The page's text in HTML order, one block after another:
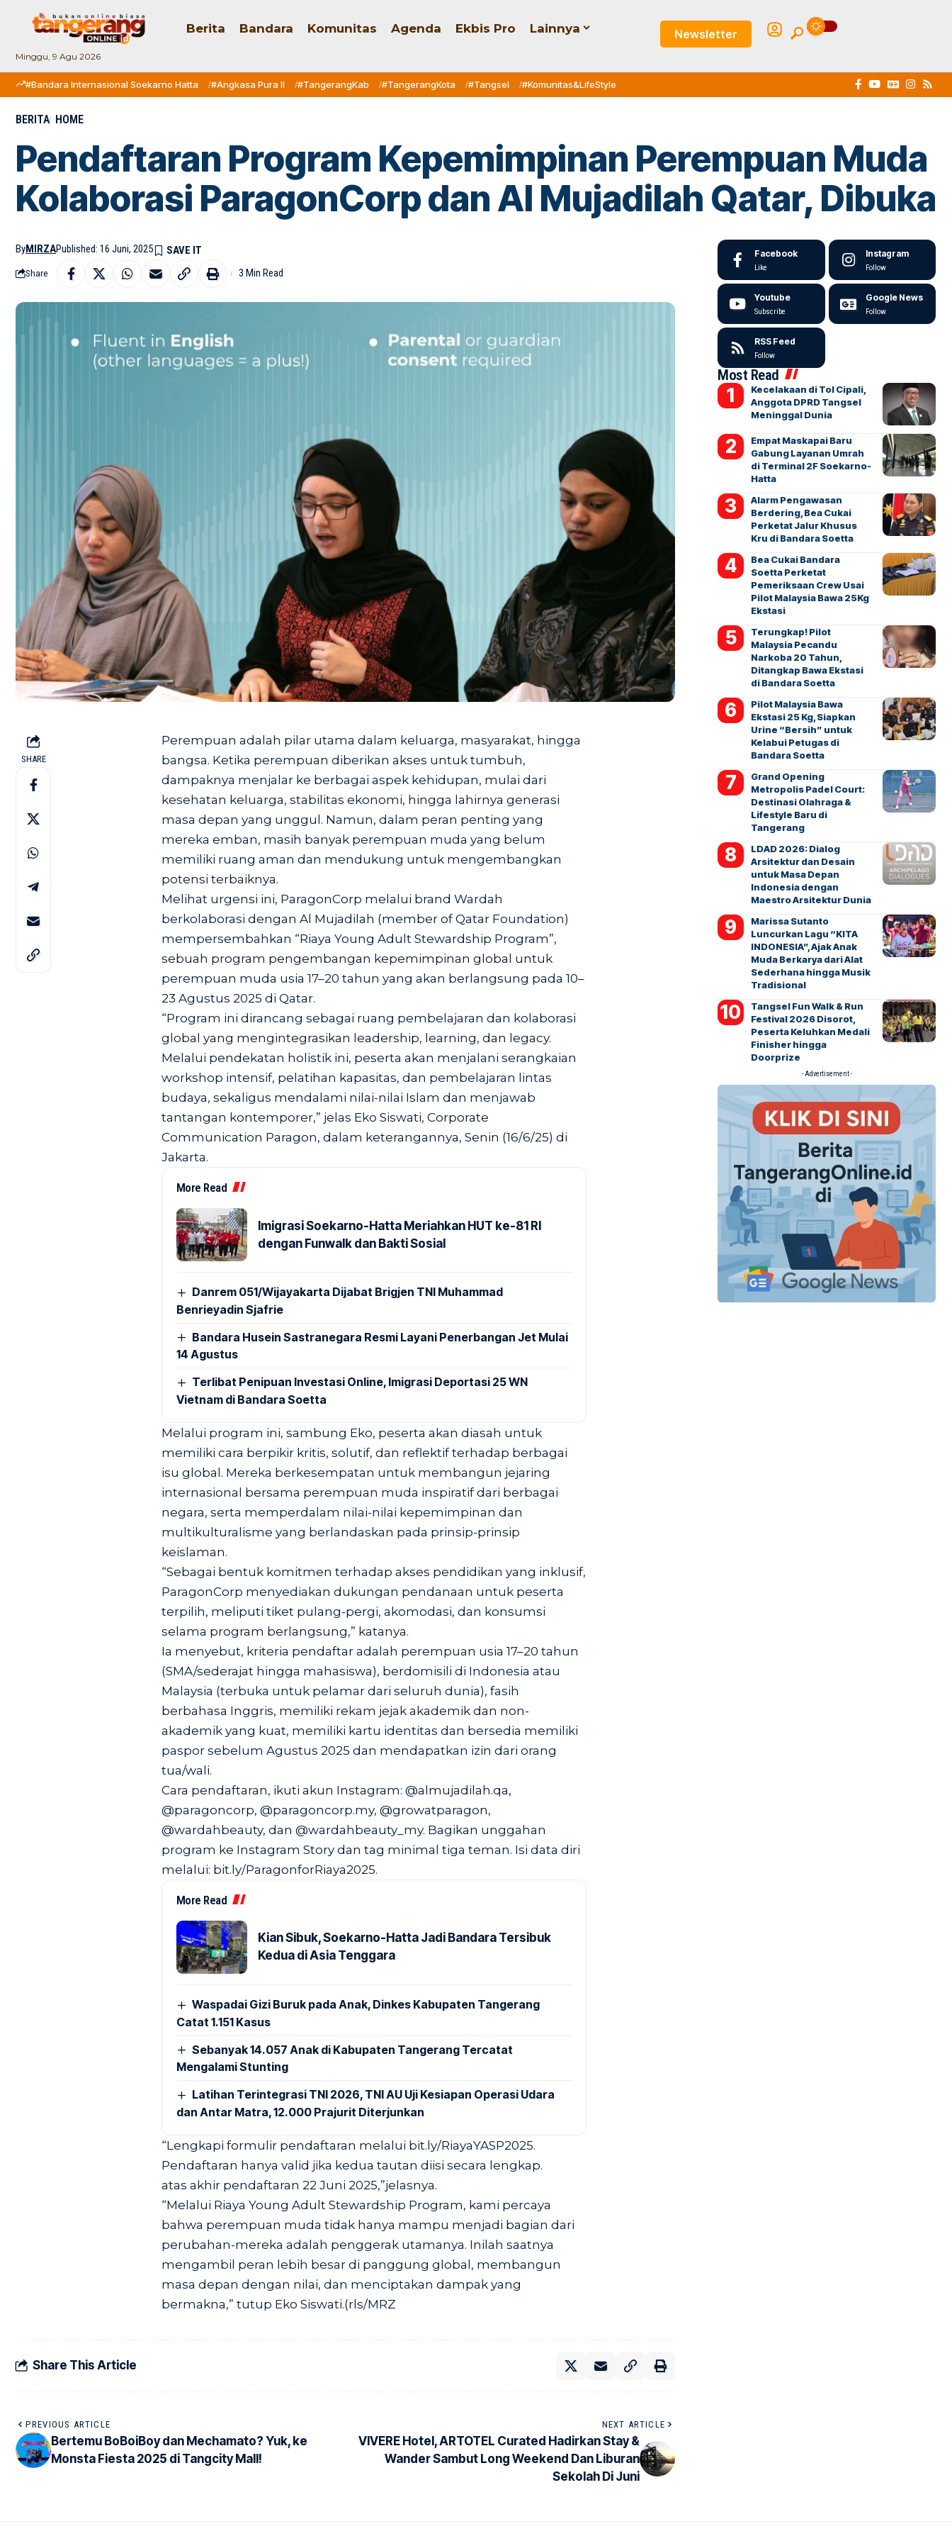
Minggu, 9 Agu 2026
Berita Bandara Komunitas Agenda Ekbis Pro Lainnya Newsletter
#Bandara Internasional Soekarno Hatta #Angkasa Pura II #TangerangKab #TangerangKota #Tangsel #Komunitas&LifeStyle
BERITA HOME
Pendaftaran Program Kepemimpinan Perempuan Muda
Kolaborasi ParagonCorp dan Al Mujadilah Qatar, Dibuka
ByMIRZAPublished: 16 Juni, 2025
Share 3 Min Read
SHARE
Perempuan adalah pilar utama dalam keluarga, masyarakat, hingga
bangsa. Ketika perempuan diberikan akses untuk tumbuh,
dampaknya menjalar ke berbagai aspek kehidupan, mulai dari
kesehatan keluarga, stabilitas ekonomi, hingga lahirnya generasi
masa depan yang unggul. Namun, dalam peran penting yang
mereka emban, masih banyak perempuan muda yang belum
memiliki ruang aman dan mendukung untuk mengembangkan
potensi terbaiknya.
Melihat urgensi ini, ParagonCorp melalui brand Wardah
berkolaborasi dengan Al Mujadilah (member of Qatar Foundation)
mempersembahkan “Riaya Young Adult Stewardship Program”,
sebuah program pengembangan kepemimpinan global untuk
perempuan muda usia 17–20 tahun yang akan berlangsung pada 10–
23 Agustus 2025 di Qatar.
“Program ini dirancang sebagai ruang pembelajaran dan kolaborasi
global yang mengintegrasikan leadership, learning, dan legacy.
Melalui pendekatan holistik ini, peserta akan menjalani serangkaian
workshop intensif, pelatihan kapasitas, dan pembelajaran lintas
budaya, sekaligus mendalami nilai-nilai Islam dan menjawab
tantangan kontemporer,” jelas Eko Siswati, Corporate
Communication Paragon, dalam keterangannya, Senin (16/6/25) di
Jakarta.
More Read
Imigrasi Soekarno-Hatta Meriahkan HUT ke-81 RI
dengan Funwalk dan Bakti Sosial
Danrem 051/Wijayakarta Dijabat Brigjen TNI Muhammad
Benrieyadin Sjafrie
Bandara Husein Sastranegara Resmi Layani Penerbangan Jet Mulai
14 Agustus
Terlibat Penipuan Investasi Online, Imigrasi Deportasi 25 WN
Vietnam di Bandara Soetta
Melalui program ini, sambung Eko, peserta akan diasah untuk
memiliki cara berpikir kritis, solutif, dan reflektif terhadap berbagai
isu global. Mereka berkesempatan untuk membangun jejaring
internasional bersama perempuan muda inspiratif dari berbagai
negara, serta memperdalam nilai-nilai kepemimpinan dan
multikulturalisme yang berlandaskan pada prinsip-prinsip
keislaman.
“Sebagai bentuk komitmen terhadap akses pendidikan yang inklusif,
ParagonCorp menyediakan dukungan pendanaan untuk peserta
terpilih, meliputi tiket pulang-pergi, akomodasi, dan konsumsi
selama program berlangsung,” katanya.
Ia menyebut, kriteria pendaftar adalah perempuan usia 17–20 tahun
(SMA/sederajat hingga mahasiswa), berdomisili di Indonesia atau
Malaysia (terbuka untuk pelamar dari seluruh dunia), fasih
berbahasa Inggris, memiliki rekam jejak akademik dan non-
akademik yang kuat, memiliki kartu identitas dan bersedia memiliki
paspor sebelum Agustus 2025 dan mendapatkan izin dari orang
tua/wali.
Cara pendaftaran, ikuti akun Instagram: @almujadilah.qa,
@paragoncorp, @paragoncorp.my, @growatparagon,
@wardahbeauty, dan @wardahbeauty_my. Bagikan unggahan
program ke Instagram Story dan tag minimal tiga teman. Isi data diri
melalui: bit.ly/ParagonforRiaya2025.
More Read
Kian Sibuk, Soekarno-Hatta Jadi Bandara Tersibuk
Kedua di Asia Tenggara
Waspadai Gizi Buruk pada Anak, Dinkes Kabupaten Tangerang
Catat 1.151 Kasus
Sebanyak 14.057 Anak di Kabupaten Tangerang Tercatat
Mengalami Stunting
Latihan Terintegrasi TNI 2026, TNI AU Uji Kesiapan Operasi Udara
dan Antar Matra, 12.000 Prajurit Diterjunkan
“Lengkapi formulir pendaftaran melalui bit.ly/RiayaYASP2025.
Pendaftaran hanya valid jika kedua tautan diisi secara lengkap.
atas akhir pendaftaran 22 Juni 2025,”jelasnya.
“Melalui Riaya Young Adult Stewardship Program, kami percaya
bahwa perempuan muda tidak hanya mampu menjadi bagian dari
perubahan-mereka adalah penggerak utamanya. Inilah saatnya
mengambil peran lebih besar di panggung global, membangun
masa depan dengan nilai, dan menciptakan dampak yang
bermakna,” tutup Eko Siswati.(rls/MRZ
Share This Article
PREVIOUS ARTICLE
Bertemu BoBoiBoy dan Mechamato? Yuk, ke
Monsta Fiesta 2025 di Tangcity Mall!
NEXT ARTICLE
VIVERE Hotel, ARTOTEL Curated Hadirkan Stay &
Wander Sambut Long Weekend Dan Liburan
Sekolah Di Juni
Facebook
Like
Instagram
Follow
Youtube
Subscribe
Google News
Follow
RSS Feed
Follow
Most Read
Kecelakaan di Tol Cipali,
Anggota DPRD Tangsel
Meninggal Dunia
Empat Maskapai Baru
Gabung Layanan Umrah
di Terminal 2F Soekarno-
Hatta
Alarm Pengawasan
Berdering, Bea Cukai
Perketat Jalur Khusus
Kru di Bandara Soetta
Bea Cukai Bandara
Soetta Perketat
Pemeriksaan Crew Usai
Pilot Malaysia Bawa 25Kg
Ekstasi
Terungkap! Pilot
Malaysia Pecandu
Narkoba 20 Tahun,
Ditangkap Bawa Ekstasi
di Bandara Soetta
Pilot Malaysia Bawa
Ekstasi 25 Kg, Siapkan
Urine “Bersih” untuk
Kelabui Petugas di
Bandara Soetta
Grand Opening
Metropolis Padel Court:
Destinasi Olahraga &
Lifestyle Baru di
Tangerang
LDAD 2026: Dialog
Arsitektur dan Desain
untuk Masa Depan
Indonesia dengan
Maestro Arsitektur Dunia
Marissa Sutanto
Luncurkan Lagu “KITA
INDONESIA”, Ajak Anak
Muda Berkarya dari Alat
Sederhana hingga Musik
Tradisional
Tangsel Fun Walk & Run
Festival 2026 Disorot,
Peserta Keluhkan Medali
Finisher hingga
Doorprize
- Advertisement -